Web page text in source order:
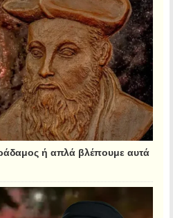
ή απλά βλέπουμε αυτά